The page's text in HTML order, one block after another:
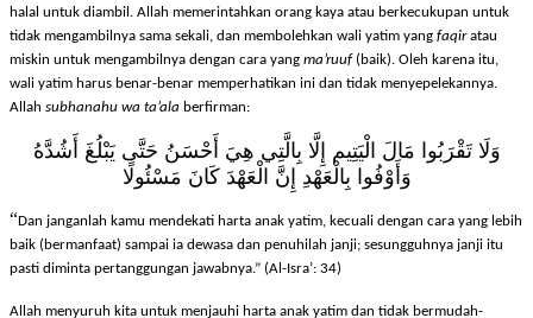
Allahsubhanahu wa ta’alamenjelaskan tentang apa saja dari harta mereka yang
halal untuk diambil. Allah memerintahkan orang kaya atau berkecukupan untuk
tidak mengambilnya sama sekali, dan membolehkan wali yatim yangfaqiratau
miskin untuk mengambilnya dengan cara yangma’ruuf(baik). Oleh karena itu,
wali yatim harus benar-benar memperhatikan ini dan tidak menyepelekannya.
وَلَا تَقْرَبُوا مَالَ الْيَتِيم إِلَّا بِالَّتِي هِيَ أَحْسَنُ حَتَّى يَبْلُغَ أَشُدَّهُ
وَأَوْفُوا بِالْعَهْدِ إِنَّ الْعَهْدَ كَانَ مَسْئُولًا
“Dan janganlah kamu mendekati harta anak yatim, kecuali dengan cara yang lebih
baik (bermanfaat) sampai ia dewasa dan penuhilah janji; sesungguhnya janji itu